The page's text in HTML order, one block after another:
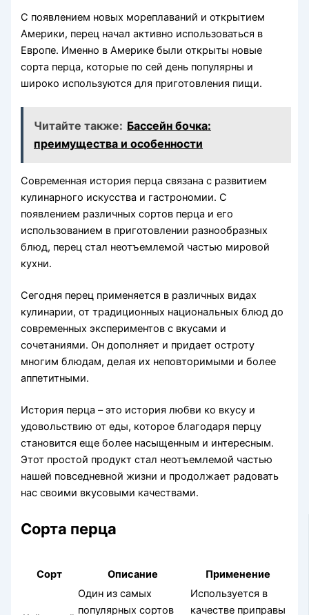
С появлением новых мореплаваний и открытием
Америки, перец начал активно использоваться в
Европе. Именно в Америке были открыты новые
сорта перца, которые по сей день популярны и
широко используются для приготовления пищи.
Читайте также: Бассейн бочка:
преимущества и особенности
Современная история перца связана с развитием
кулинарного искусства и гастрономии. С
появлением различных сортов перца и его
использованием в приготовлении разнообразных
блюд, перец стал неотъемлемой частью мировой
кухни.
Сегодня перец применяется в различных видах
кулинарии, от традиционных национальных блюд до
современных экспериментов с вкусами и
сочетаниями. Он дополняет и придает остроту
многим блюдам, делая их неповторимыми и более
аппетитными.
История перца – это история любви ко вкусу и
удовольствию от еды, которое благодаря перцу
становится еще более насыщенным и интересным.
Этот простой продукт стал неотъемлемой частью
нашей повседневной жизни и продолжает радовать
нас своими вкусовыми качествами.
Сорта перца
Сорт Описание Применение
Один из самых
популярных сортов
Используется в
качестве приправы